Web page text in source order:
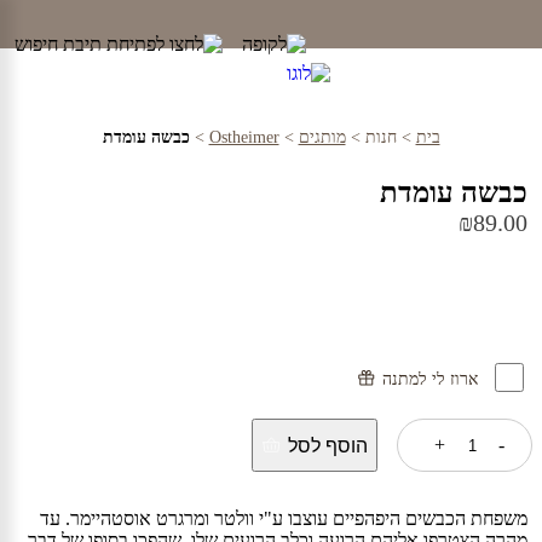
content
בית >חנות >מותגים >
Ostheimer
> כבשה עומדת
כבשה עומדת
₪89.00
ארוז לי למתנה
כמות
של
כבשה
-
+ הוסף לסל
משפחת הכבשים היפהפיים עוצבו ע"י וולטר ומרגרט אוסטהיימר. עד